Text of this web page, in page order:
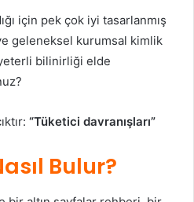
için pek çok iyi tasarlanmış
geleneksel kurumsal kimlik
bilinirliği elde
“Tüketici davranışları”
Bulur?